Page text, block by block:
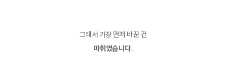
그래서 가장 먼저 바꾼 건
마취였습니다.